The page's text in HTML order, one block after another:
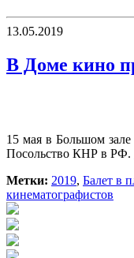
13.05.2019
В Доме кино
15 мая в Большом
Посольство КНР в РФ.
Метки: 2019, Балет в
кинематографистов